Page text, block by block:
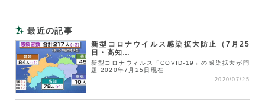
最近の記事
新型コロナウイルス感染拡大防止（7月25
日・高知…
新型コロナウィルス「COVID-19」の感染拡大が問
題 2020年7月25日現在･･･
2020/07/25